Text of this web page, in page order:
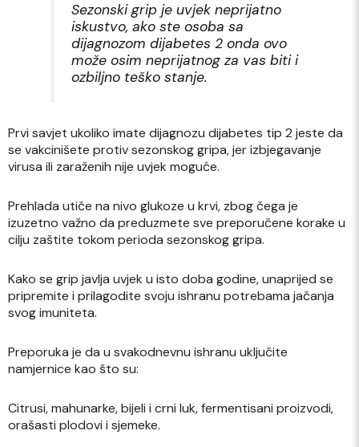
Sezonski grip je uvjek neprijatno
iskustvo, ako ste osoba sa
dijagnozom dijabetes 2 onda ovo
može osim neprijatnog za vas biti i
ozbiljno teško stanje.
Prvi savjet ukoliko imate dijagnozu dijabetes tip 2 jeste da
se vakcinišete protiv sezonskog gripa, jer izbjegavanje
virusa ili zaraženih nije uvjek moguće.
Prehlada utiče na nivo glukoze u krvi, zbog čega je
izuzetno važno da preduzmete sve preporučene korake u
cilju zaštite tokom perioda sezonskog gripa.
Kako se grip javlja uvjek u isto doba godine, unaprijed se
pripremite i prilagodite svoju ishranu potrebama jačanja
svog imuniteta.
Preporuka je da u svakodnevnu ishranu uključite
namjernice kao što su:
Citrusi, mahunarke, bijeli i crni luk, fermentisani proizvodi,
orašasti plodovi i sjemeke.